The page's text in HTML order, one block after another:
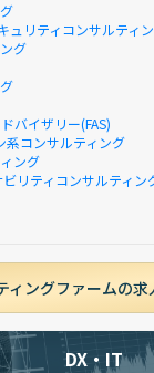
ュリティコンサルティ
グ
バイザリー(FAS)
コンサルティング
ング
リティコンサルティン
ィングファームの求
DX・IT